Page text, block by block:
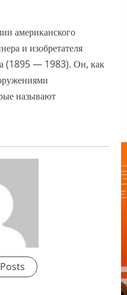
американского
и изобретателя
(1895 — 1983). Он, как
называют